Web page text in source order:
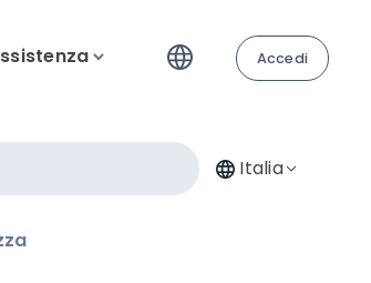
Accedi
Italia